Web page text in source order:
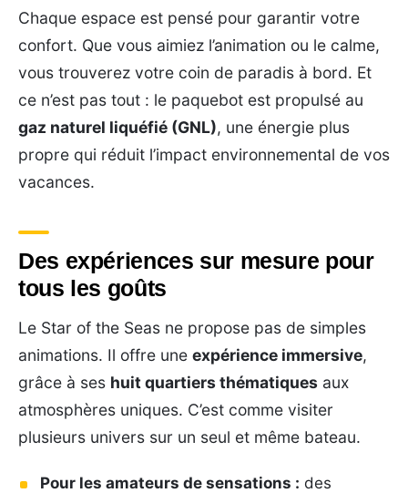
Chaque espace est pensé pour garantir votre
confort. Que vous aimiez l’animation ou le calme,
vous trouverez votre coin de paradis à bord. Et
ce n’est pas tout : le paquebot est propulsé au
gaz naturel liquéfié (GNL), une énergie plus
propre qui réduit l’impact environnemental de vos
vacances.
Des expériences sur mesure pour
tous les goûts
Le Star of the Seas ne propose pas de simples
animations. Il offre une expérience immersive,
grâce à ses huit quartiers thématiques aux
atmosphères uniques. C’est comme visiter
plusieurs univers sur un seul et même bateau.
Pour les amateurs de sensations : des